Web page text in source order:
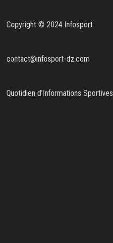
Copyright © 2024 Infosport
contact@infosport-dz.com
Quotidien d'Informations Sportives